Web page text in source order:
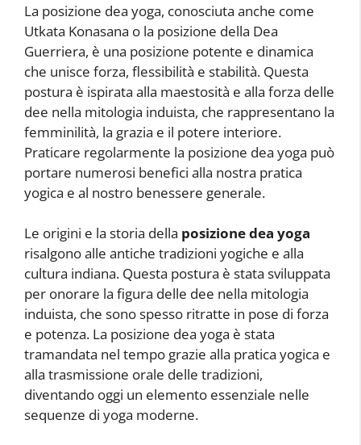
La posizione dea yoga, conosciuta anche come
Utkata Konasana o la posizione della Dea
Guerriera, è una posizione potente e dinamica
che unisce forza, flessibilità e stabilità. Questa
postura è ispirata alla maestosità e alla forza delle
dee nella mitologia induista, che rappresentano la
femminilità, la grazia e il potere interiore.
Praticare regolarmente la posizione dea yoga può
portare numerosi benefici alla nostra pratica
yogica e al nostro benessere generale.
Le origini e la storia della posizione dea yoga
risalgono alle antiche tradizioni yogiche e alla
cultura indiana. Questa postura è stata sviluppata
per onorare la figura delle dee nella mitologia
induista, che sono spesso ritratte in pose di forza
e potenza. La posizione dea yoga è stata
tramandata nel tempo grazie alla pratica yogica e
alla trasmissione orale delle tradizioni,
diventando oggi un elemento essenziale nelle
sequenze di yoga moderne.